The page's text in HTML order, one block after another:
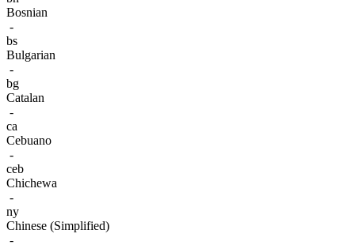
Bosnian
-
bs
Bulgarian
-
bg
Catalan
-
ca
Cebuano
-
ceb
Chichewa
-
ny
Chinese (Simplified)
-